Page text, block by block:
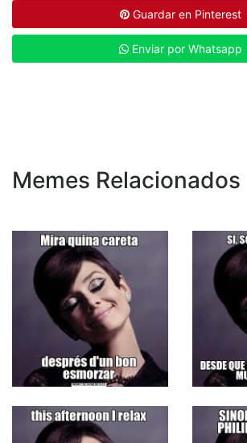
Guardar en Pinterest
Enviar por Whatsapp
Memes Relacionados